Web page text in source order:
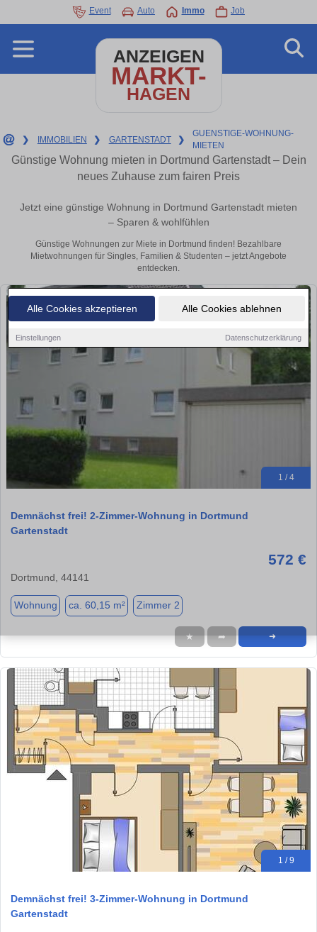
Alle Cookies akzeptieren Alle Cookies ablehnen
Einstellungen Datenschutzerklärung
Event Auto Immo Job
ANZEIGEN
MARKT-
HAGEN
❯ IMMOBILIEN ❯ GARTENSTADT ❯
GUENSTIGE-WOHNUNG-
MIETEN
Günstige Wohnung mieten in Dortmund Gartenstadt – Dein
neues Zuhause zum fairen Preis
Jetzt eine günstige Wohnung in Dortmund Gartenstadt mieten
– Sparen & wohlfühlen
Günstige Wohnungen zur Miete in Dortmund finden! Bezahlbare
Mietwohnungen für Singles, Familien & Studenten – jetzt Angebote
entdecken.
1 / 4
Demnächst frei! 2-Zimmer-Wohnung in Dortmund
Gartenstadt
572 €
Dortmund, 44141
Wohnung ca. 60,15 m² Zimmer 2
★ ➦ ➜
1 / 9
Demnächst frei! 3-Zimmer-Wohnung in Dortmund
Gartenstadt